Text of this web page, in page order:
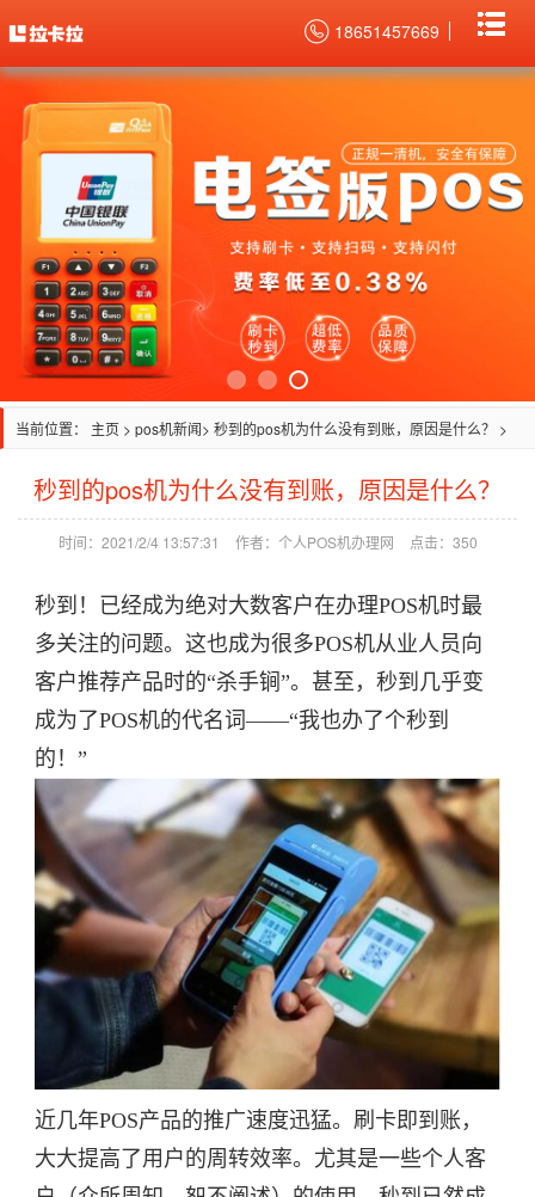
18651457669
当前位置： 主页 > pos机新闻> 秒到的pos机为什么没有到账，原因是什么？ >
秒到的pos机为什么没有到账，原因是什么？
时间：2021/2/4 13:57:31 作者：个人POS机办理网 点击： 350
秒到！已经成为绝对大数客户在办理POS机时最
多关注的问题。这也成为很多POS机从业人员向
客户推荐产品时的“杀手锏”。甚至，秒到几乎变
成为了POS机的代名词——“我也办了个秒到
的！”
近几年POS产品的推广速度迅猛。刷卡即到账，
大大提高了用户的周转效率。尤其是一些个人客